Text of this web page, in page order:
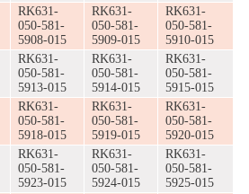
RK631-
050-581-
5908-015
RK631-
050-581-
5909-015
RK631-
050-581-
5910-015
RK631-
050-581-
5913-015
RK631-
050-581-
5914-015
RK631-
050-581-
5915-015
RK631-
050-581-
5918-015
RK631-
050-581-
5919-015
RK631-
050-581-
5920-015
RK631-
050-581-
5923-015
RK631-
050-581-
5924-015
RK631-
050-581-
5925-015